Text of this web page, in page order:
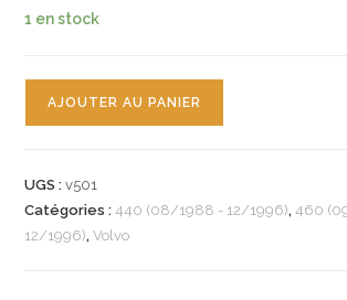
1 en stock
radiateur
volvo
AJOUTER AU PANIER
UGS :v501
Catégories :440 (08/1988 - 12/1996),460
12/1996),Volvo